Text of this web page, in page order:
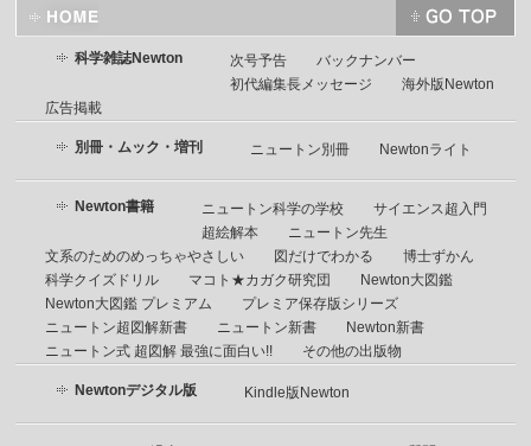
科学雑誌Newton 次号予告
バックナンバー
初代編集長メッセージ
海外版Newton
広告掲載
別冊・ムック・増刊 ニュートン別冊 Newtonライト
Newton書籍 ニュートン科学の学校
サイエンス超入門
超絵解本
ニュートン先生
文系のためのめっちゃやさしい
図だけでわかる
博士ずかん
科学クイズドリル
マコト★カガク研究団
Newton大図鑑
Newton大図鑑 プレミアム
プレミア保存版シリーズ
ニュートン超図解新書
ニュートン新書
Newton新書
ニュートン式 超図解 最強に面白い!!
その他の出版物
Newtonデジタル版 Kindle版Newton